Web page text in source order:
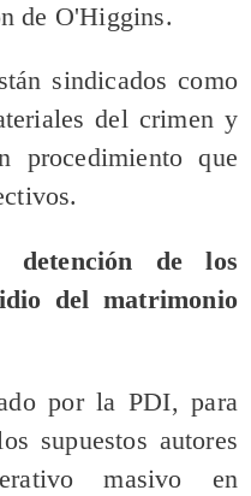
de O'Higgins.
sindicados como
del crimen y
procedimiento que
de los
del matrimonio
por la PDI, para
supuestos autores
masivo en